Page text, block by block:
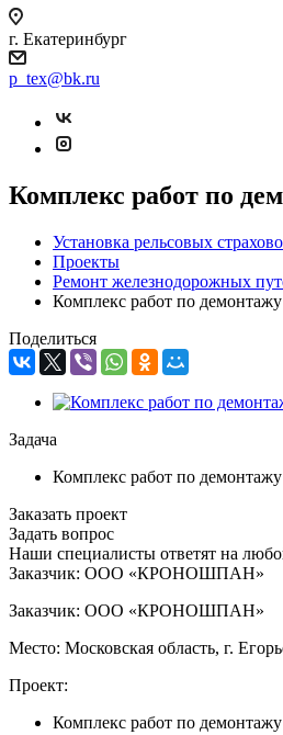
г. Екатеринбург
p_tex@bk.ru
Комплекс работ по
Установка рельсовых
Проекты
Ремонт железнодорожных
Комплекс работ по
Поделиться
Задача
Комплекс работ по
Заказать проект
Задать вопрос
Наши специалисты ответят на
Заказчик: ООО «КРОНОШПАН»
Заказчик: ООО «КРОНОШПАН»
Место: Московская область, г.
Проект:
Комплекс работ по